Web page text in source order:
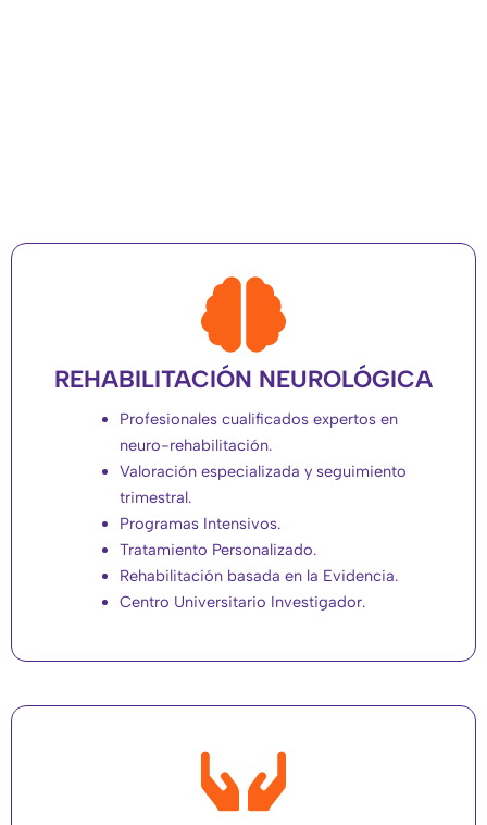
REHABILITACIÓN NEUROLÓGICA
Profesionales cualificados expertos en
neuro-rehabilitación.
Valoración especializada y seguimiento
trimestral.
Programas Intensivos.
Tratamiento Personalizado.
Rehabilitación basada en la Evidencia.
Centro Universitario Investigador.